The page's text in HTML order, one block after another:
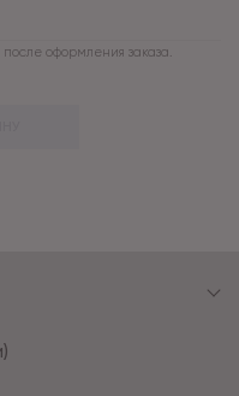
оформления заказа.